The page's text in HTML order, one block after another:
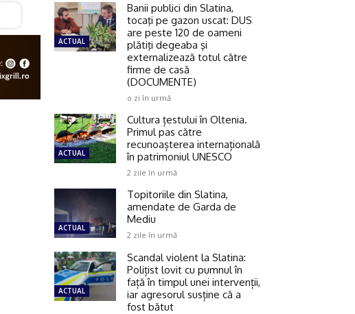
ACTUAL
Banii publici din Slatina,
tocaţi pe gazon uscat: DUS
are peste 120 de oameni
plătiţi degeaba şi
externalizează totul către
firme de casă
(DOCUMENTE)
o zi în urmă
ACTUAL
Cultura țestului în Oltenia.
Primul pas către
recunoașterea internațională
în patrimoniul UNESCO
2 zile în urmă
ACTUAL
Topitoriile din Slatina,
amendate de Garda de
Mediu
2 zile în urmă
ACTUAL
Scandal violent la Slatina:
Polițist lovit cu pumnul în
față în timpul unei intervenții,
iar agresorul susține că a
fost bătut